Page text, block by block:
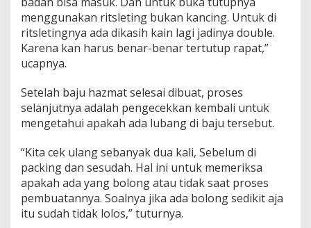
menggunakan ritsleting bukan kancing. Untuk di
ritsletingnya ada dikasih kain lagi jadinya double.
Karena kan harus benar-benar tertutup rapat,”
ucapnya.
Setelah baju hazmat selesai dibuat, proses
selanjutnya adalah pengecekkan kembali untuk
mengetahui apakah ada lubang di baju tersebut.
“Kita cek ulang sebanyak dua kali, Sebelum di
packing dan sesudah. Hal ini untuk memeriksa
apakah ada yang bolong atau tidak saat proses
pembuatannya. Soalnya jika ada bolong sedikit aja
itu sudah tidak lolos,” tuturnya.